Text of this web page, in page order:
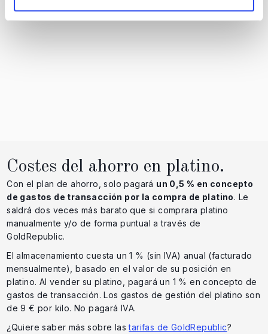
El almacenamiento cuesta un 1 % (sin IVA) anual (facturado
mensualmente), basado en el valor de su posición en
platino. Al vender su platino, pagará un 1 % en concepto de
gastos de transacción. Los gastos de gestión del platino son
de 9 € por kilo. No pagará IVA.
¿Quiere saber más sobre lastarifas de GoldRepublic?
Costes del ahorro en platino.
Con el plan de ahorro, solo pagará un 0,5 % en concepto
de gastos de transacción por la compra de platino. Le
saldrá dos veces más barato que si comprara platino
manualmente y/o de forma puntual a través de
GoldRepublic.